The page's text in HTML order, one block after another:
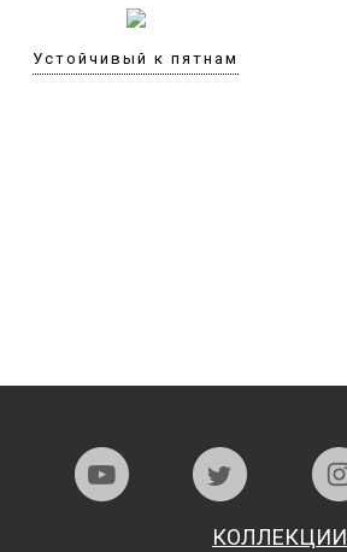
Устойчивый к пятнам
КОЛЛЕКЦИИ